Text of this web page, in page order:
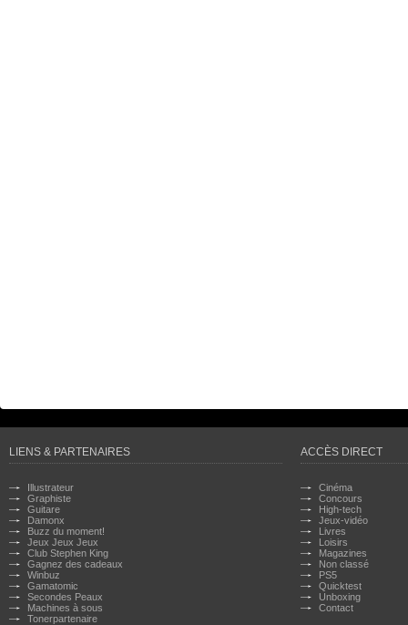
LIENS & PARTENAIRES
Illustrateur
Graphiste
Guitare
Damonx
Buzz du moment!
Jeux Jeux Jeux
Club Stephen King
Gagnez des cadeaux
Winbuz
Gamatomic
Secondes Peaux
Machines à sous
Tonerpartenaire
ACCÈS DIRECT
Cinéma
Concours
High-tech
Jeux-vidéo
Livres
Loisirs
Magazines
Non classé
PS5
Quicktest
Unboxing
Contact